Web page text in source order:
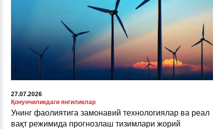
27.07.2026
Қонунчиликдаги янгиликлар
Унинг фаолиятига замонавий технологиялар ва реал
вақт режимида прогнозлаш тизимлари жорий